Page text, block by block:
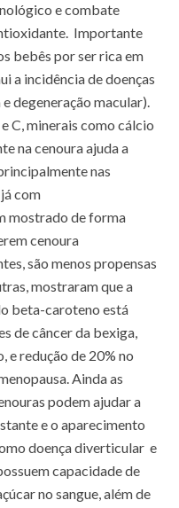
e combate
Importante
bebês por ser rica em
a incidência de doenças
degeneração macular).
C, minerais como cálcio
na cenoura ajuda a
nas
com
mostrado de forma
cenoura
são menos propensas
mostraram que a
beta-caroteno está
de câncer da bexiga,
e redução de 20% no
Ainda as
podem ajudar a
e o aparecimento
doença diverticular e
capacidade de
no sangue, além de